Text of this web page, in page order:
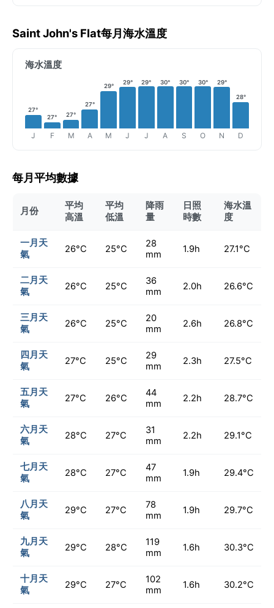
Saint John's Flat每月海水溫度
海水溫度
27°
J
27°
F
27°
M
27°
A
29°
M
29°
J
29°
J
30°
A
30°
S
30°
O
29°
N
28°
D
每月平均數據
月份
平均
高溫
平均
低溫
降雨
量
日照
時數
海水溫
度
一月天
氣
26°C 25°C
28
mm
1.9h 27.1°C
二月天
氣
26°C 25°C
36
mm
2.0h 26.6°C
三月天
氣
26°C 25°C
20
mm
2.6h 26.8°C
四月天
氣
27°C 25°C
29
mm
2.3h 27.5°C
五月天
氣
27°C 26°C
44
mm
2.2h 28.7°C
六月天
氣
28°C 27°C
31
mm
2.2h 29.1°C
七月天
氣
28°C 27°C
47
mm
1.9h 29.4°C
八月天
氣
29°C 27°C
78
mm
1.9h 29.7°C
九月天
氣
29°C 28°C
119
mm
1.6h 30.3°C
十月天
氣
29°C 27°C
102
mm
1.6h 30.2°C